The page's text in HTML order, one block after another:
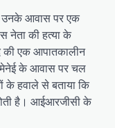
उनके आवास पर एक
नेता की हत्या के
की एक आपातकालीन
के आवास पर चल
के हवाले से बताया कि
है। आईआरजीसी के